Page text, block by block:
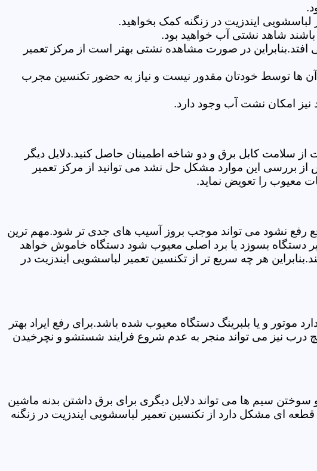
ایندزیت در زنگنه کمک بخواهید.
شاهد نشتی آب خواهید بود.
در صورت مشاهده نشتی بهتر است از مرکز تعمیر
آن ها توسط خودتان مقدور نیست و نیاز به حضور تکنسین مجرب
امکان نشت آب وجود دارد.
سلامت کابل برق و دو شاخه اطمینان حاصل کنید.دلایل دیگر
بررسی این موارد مشکل حل نشد می توانید از مرکز تعمیر
معیوب را تعویض نماید.
رفع نشود می تواند موجب بروز آسیب های جدی تر شود.مهم ترین
دستگاه بسوزد یا برد اصلی معیوب شود دستگاه خاموش خواهد
هر چه سریع تر از تکنسین تعمیر لباسشویی ایندزیت در
و یا بلبرینگ دستگاه معیوب شده باشد.برای رفع ایراد بهتر
درب نیز می تواند منجر به عدم شروع فرایند شستشو و نچرخیدن
سیم ها می تواند دلایل دیگری برای برق داشتن بدنه ماشین
ای مشکل دارد از تکنسین تعمیر لباسشویی ایندزیت در زنگنه